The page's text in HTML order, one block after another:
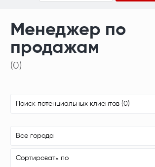
Менеджер по
продажам
(0)
Поиск потенциальных клиентов (0)
Все города
Сортировать по